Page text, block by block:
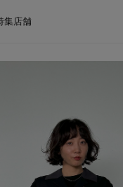
集店舗